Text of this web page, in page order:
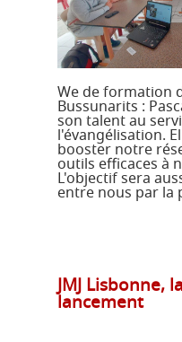
We de formation
Bussunarits :
son talent au
l'évangélisation.
booster notre
outils efficaces à
L'objectif sera
entre nous par la
JMJ Lisbonne,
lancement